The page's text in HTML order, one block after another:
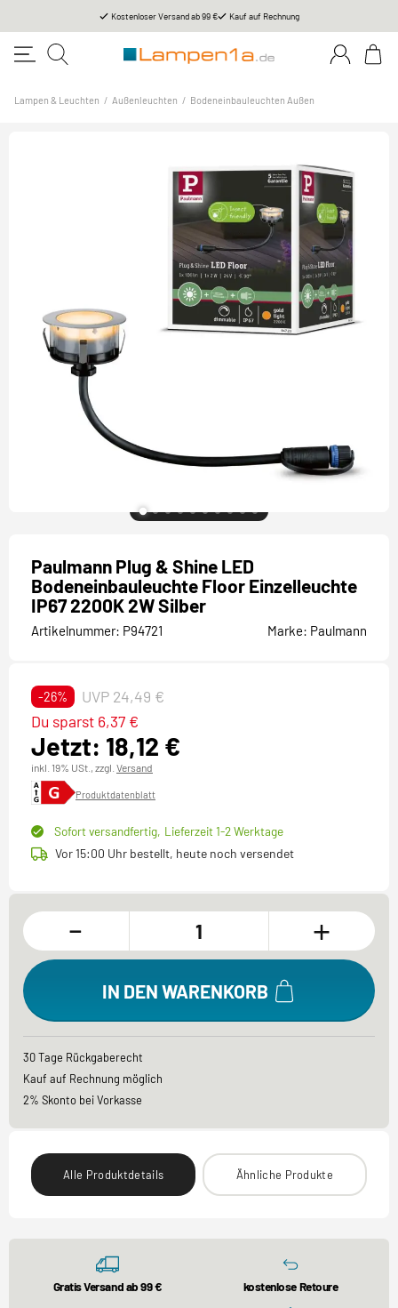
Kostenloser Versand ab 99 € Kauf auf Rechnung
Lampen & Leuchten / Außenleuchten / Bodeneinbauleuchten Außen
Paulmann Plug & Shine LED
Bodeneinbauleuchte Floor Einzelleuchte
IP67 2200K 2W Silber
Artikelnummer: P94721 Marke: Paulmann
-26% UVP 24,49 €
Jetzt: 18,12 €
Du sparst 6,37 €
inkl. 19% USt., zzgl. Versand
Produktdatenblatt
Sofort versandfertig, Lieferzeit 1-2 Werktage
Vor 15:00 Uhr bestellt, heute noch versendet
- +
IN DEN WARENKORB
30 Tage Rückgaberecht
Kauf auf Rechnung möglich
2% Skonto bei Vorkasse
Alle Produktdetails Ähnliche Produkte
Gratis Versand ab 99 € kostenlose Retoure